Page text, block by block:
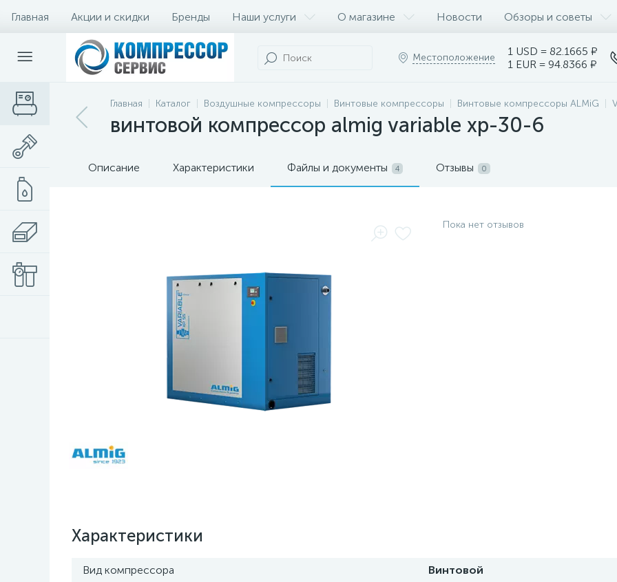
Главная Акции и скидки Бренды Наши услуги О магазине Новости Обзоры и советы
Местоположение
1 USD = 82.1665 ₽
1 EUR = 94.8366 ₽
Главная Каталог Воздушные компрессоры Винтовые компрессоры Винтовые компрессоры ALMiG
винтовой компрессор almig variable xp-30-6
Описание Характеристики Файлы и документы 4 Отзывы 0
Пока нет отзывов
Характеристики
Вид компрессора
Винтовой